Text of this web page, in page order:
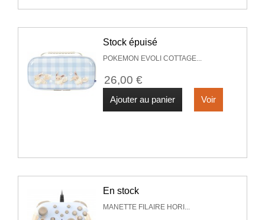
Stock épuisé
POKEMON EVOLI COTTAGE...
26,00 €
Ajouter au panier Voir
En stock
MANETTE FILAIRE HORI...